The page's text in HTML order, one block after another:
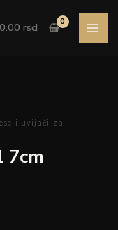
0.00rsd
i uvijači za
7cm